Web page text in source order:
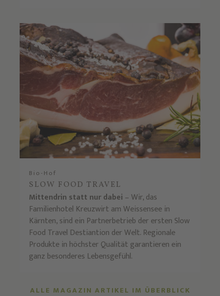
Bio-Hof
SLOW FOOD TRAVEL
Mittendrin statt nur dabei – Wir, das
Familienhotel Kreuzwirt am Weissensee in
Kärnten, sind ein Partnerbetrieb der ersten Slow
Food Travel Destiantion der Welt. Regionale
Produkte in höchster Qualität garantieren ein
ganz besonderes Lebensgefühl.
ALLE MAGAZIN ARTIKEL IM ÜBERBLICK